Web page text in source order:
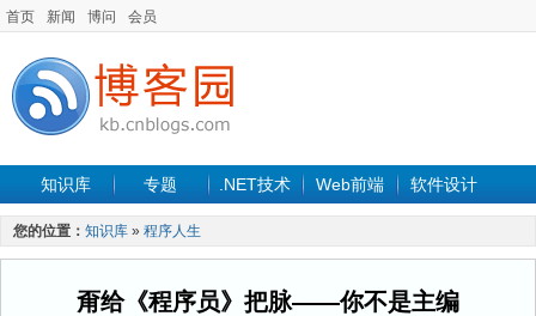
首页 新闻 博问 会员
知识库 专题 .NET技术 Web前端 软件设计
手机开发 软件工程
最新文章
您的位置： 知识库 » 程序人生
甭给《程序员》把脉——你不是主编